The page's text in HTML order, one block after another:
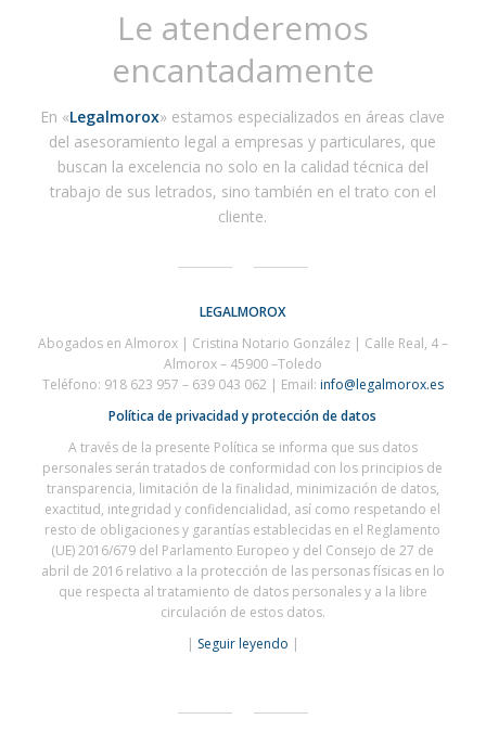
Le atenderemos
encantadamente
En «Legalmorox» estamos especializados en áreas clave
del asesoramiento legal a empresas y particulares, que
buscan la excelencia no solo en la calidad técnica del
trabajo de sus letrados, sino también en el trato con el
cliente.
LEGALMOROX
Abogados en Almorox | Cristina Notario González | Calle Real, 4 –
Almorox – 45900 –Toledo
Teléfono: 918 623 957 – 639 043 062 | Email: info@legalmorox.es
Política de privacidad y protección de datos
A través de la presente Política se informa que sus datos
personales serán tratados de conformidad con los principios de
transparencia, limitación de la finalidad, minimización de datos,
exactitud, integridad y confidencialidad, así como respetando el
resto de obligaciones y garantías establecidas en el Reglamento
(UE) 2016/679 del Parlamento Europeo y del Consejo de 27 de
abril de 2016 relativo a la protección de las personas físicas en lo
que respecta al tratamiento de datos personales y a la libre
circulación de estos datos.
| Seguir leyendo |